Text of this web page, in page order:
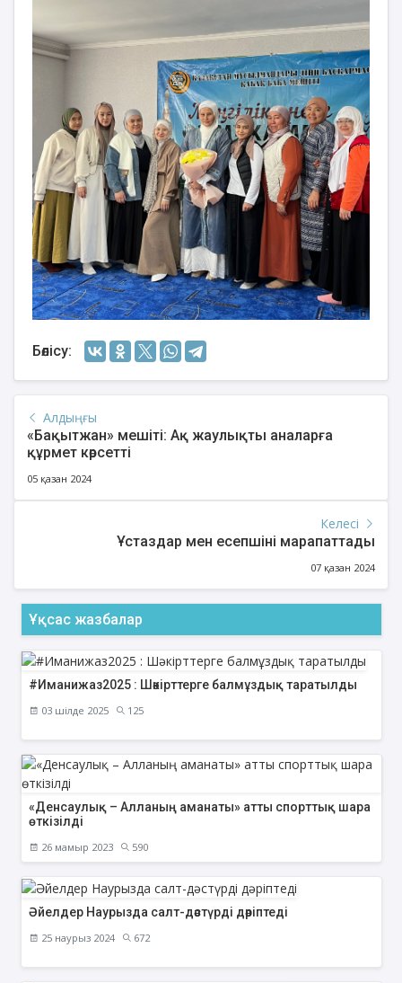
Бөлісу:
Алдыңғы
«Бақытжан» мешіті: Ақ жаулықты аналарға
құрмет көрсетті
05 қазан 2024
Келесі
Ұстаздар мен есепшіні марапаттады
07 қазан 2024
Ұқсас жазбалар
#Иманижаз2025 : Шәкірттерге балмұздық таратылды
03 шілде 2025 125
«Денсаулық – Алланың аманаты» атты спорттық шара
өткізілді
26 мамыр 2023 590
Әйелдер Наурызда салт-дәстүрді дәріптеді
25 наурыз 2024 672